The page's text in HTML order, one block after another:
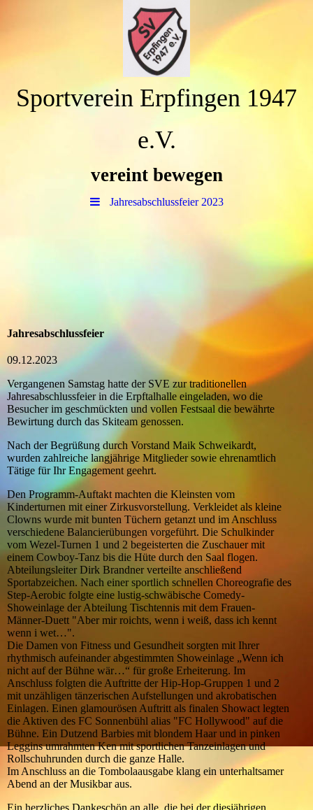
Sportverein Erpfingen 1947
e.V.
vereint bewegen
Jahresabschlussfeier 2023
Jahresabschlussfeier
09.12.2023
Vergangenen Samstag hatte der SVE zur traditionellen
Jahresabschlussfeier in die Erpftalhalle eingeladen, wo die
Besucher im geschmückten und vollen Festsaal die bewährte
Bewirtung durch das Skiteam genossen.
Nach der Begrüßung durch Vorstand Maik Schweikardt,
wurden zahlreiche langjährige Mitglieder sowie ehrenamtlich
Tätige für Ihr Engagement geehrt.
Den Programm-Auftakt machten die Kleinsten vom
Kinderturnen mit einer Zirkusvorstellung. Verkleidet als kleine
Clowns wurde mit bunten Tüchern getanzt und im Anschluss
verschiedene Balancierübungen vorgeführt. Die Schulkinder
vom Wezel-Turnen 1 und 2 begeisterten die Zuschauer mit
einem Cowboy-Tanz bis die Hüte durch den Saal flogen.
Abteilungsleiter Dirk Brandner verteilte anschließend
Sportabzeichen. Nach einer sportlich schnellen Choreografie des
Step-Aerobic folgte eine lustig-schwäbische Comedy-
Showeinlage der Abteilung Tischtennis mit dem Frauen-
Männer-Duett "Aber mir roichts, wenn i weiß, dass ich kennt
wenn i wet…".
Die Damen von Fitness und Gesundheit sorgten mit Ihrer
rhythmisch aufeinander abgestimmten Showeinlage „Wenn ich
nicht auf der Bühne wär…“ für große Erheiterung. Im
Anschluss folgten die Auftritte der Hip-Hop-Gruppen 1 und 2
mit unzähligen tänzerischen Aufstellungen und akrobatischen
Einlagen. Einen glamourösen Auftritt als finalen Showact legten
die Aktiven des FC Sonnenbühl alias "FC Hollywood" auf die
Bühne. Ein Dutzend Barbies mit blondem Haar und in pinken
Leggins umrahmten Ken mit sportlichen Tanzeinlagen und
Rollschuhrunden durch die ganze Halle.
Im Anschluss an die Tombolaausgabe klang ein unterhaltsamer
Abend an der Musikbar aus.